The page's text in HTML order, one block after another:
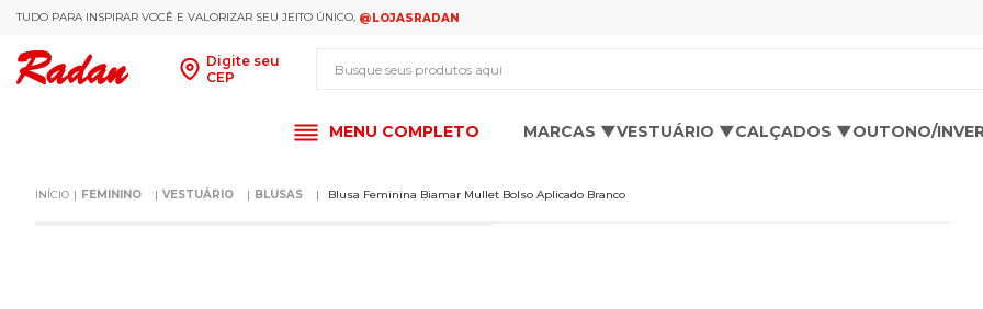
TUDO PARA INSPIRAR VOCÊ E VALORIZAR SEU JEITO ÚNICO, @LOJASRADAN
Digite seu
CEP
MENU COMPLETO MARCAS ▼VESTUÁRIO ▼CALÇADOS ▼OUTONO/
FEMININO VESTUÁRIO BLUSAS Blusa Feminina Biamar Mullet Bolso Aplicado Branco